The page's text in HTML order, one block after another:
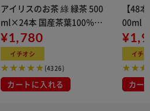
アイリスのお茶 綠 緑茶 500
ml×24本 国産茶葉100％使
用
¥1,780
イチオシ
(4326)
カートに入れる
【48
00ml
イチ
カー